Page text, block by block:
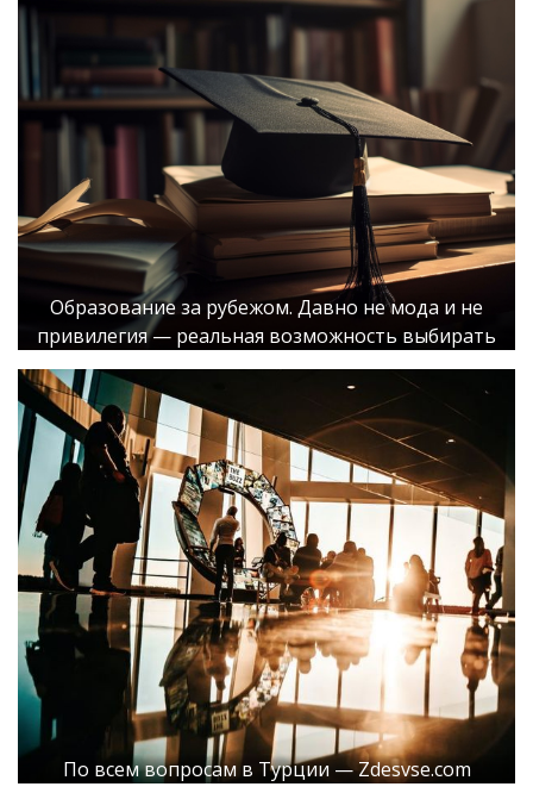
Образование за рубежом. Давно не мода и не
привилегия — реальная возможность выбирать
По всем вопросам в Турции — Zdesvse.com